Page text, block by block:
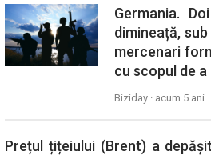
Germania.
dimineață,
mercenari
cu scopul de a
Biziday · acum 5 ani
Prețul țițeiului (Brent) a